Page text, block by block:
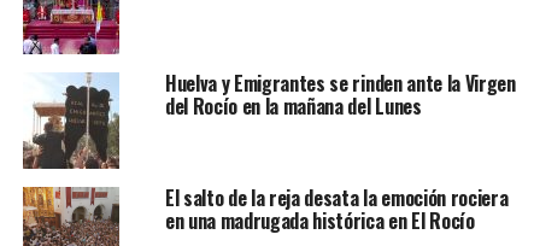
Huelva y Emigrantes se rinden ante la Virgen
del Rocío en la mañana del Lunes
El salto de la reja desata la emoción rociera
en una madrugada histórica en El Rocío